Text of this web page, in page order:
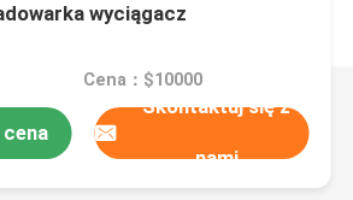
wyciągacz
Cena：$10000
Skontaktuj się z
nami